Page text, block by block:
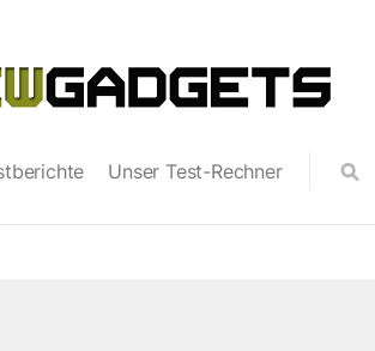
Unser Test-Rechner